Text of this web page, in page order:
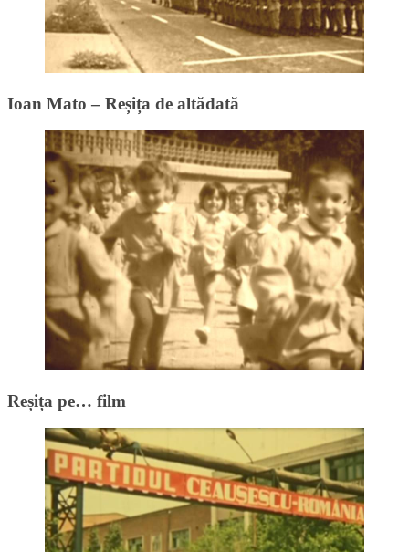
Ioan Mato – Reșița de altădată
Reșița pe… film